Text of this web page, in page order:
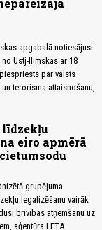
apgabalā notiesājusi
Ustj-Ilimskas ar 18
par valsts
terorisma attaisnošanu,
līdzekļu
eiro apmērā
grupējuma
legalizēšanu vairāk
brīvības atņemšanu uz
aģentūra LETA